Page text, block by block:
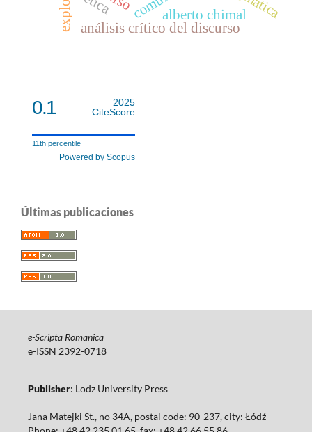
análisis crítico del discurso
alberto chimal
0.1
2025
CiteScore
11th percentile
Powered by Scopus
Últimas publicaciones
e-Scripta Romanica
e-ISSN 2392-0718
Publisher: Lodz University Press
Jana Matejki St., no 34A, postal code: 90-237, city: Łódź